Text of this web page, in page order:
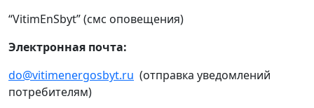
“VitimEnSbyt” (смс оповещения)
Электронная почта:
do@vitimenergosbyt.ru (отправка уведомлений
потребителям)